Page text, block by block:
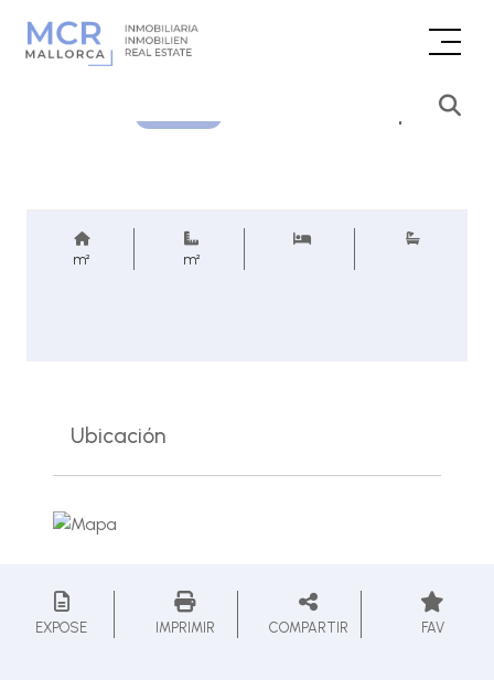
Consultar precio
m² m²
Ubicación
EXPOSE IMPRIMIR COMPARTIR FAV